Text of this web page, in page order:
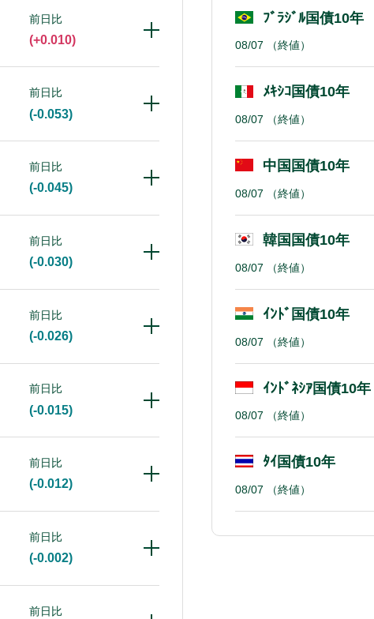
前日比
(+0.010)
前日比
(-0.053)
前日比
(-0.045)
前日比
(-0.030)
前日比
(-0.026)
前日比
(-0.015)
前日比
(-0.012)
前日比
(-0.002)
前日比
ﾌﾞﾗｼﾞﾙ国債10年
08/07 （終値）
ﾒｷｼｺ国債10年
08/07 （終値）
中国国債10年
08/07 （終値）
韓国国債10年
08/07 （終値）
ｲﾝﾄﾞ国債10年
08/07 （終値）
ｲﾝﾄﾞﾈｼｱ国債10年
08/07 （終値）
ﾀｲ国債10年
08/07 （終値）